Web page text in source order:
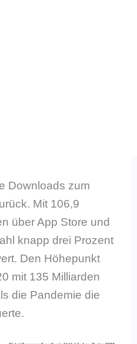
Downloads zum
Mit 106,9
über App Store und
knapp drei Prozent
Den Höhepunkt
mit 135 Milliarden
die Pandemie die